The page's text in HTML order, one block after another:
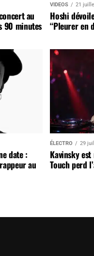
au
90 minutes
VIDEOS 21
Hoshi
“Pleurer en
date :
au
ÉLECTRO 29
Kavinsky
Touch perd